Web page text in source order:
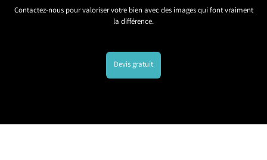
Contactez-nous pour valoriser votre bien avec des images qui font vraiment
la différence.
Devis gratuit